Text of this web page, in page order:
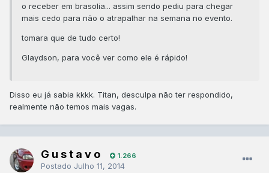
o receber em brasolia... assim sendo pediu para chegar
mais cedo para não o atrapalhar na semana no evento.
tomara que de tudo certo!
Glaydson, para você ver como ele é rápido!
Disso eu já sabia kkkk. Titan, desculpa não ter respondido,
realmente não temos mais vagas.
G u s t a v o 1.266
Postado Julho 11, 2014